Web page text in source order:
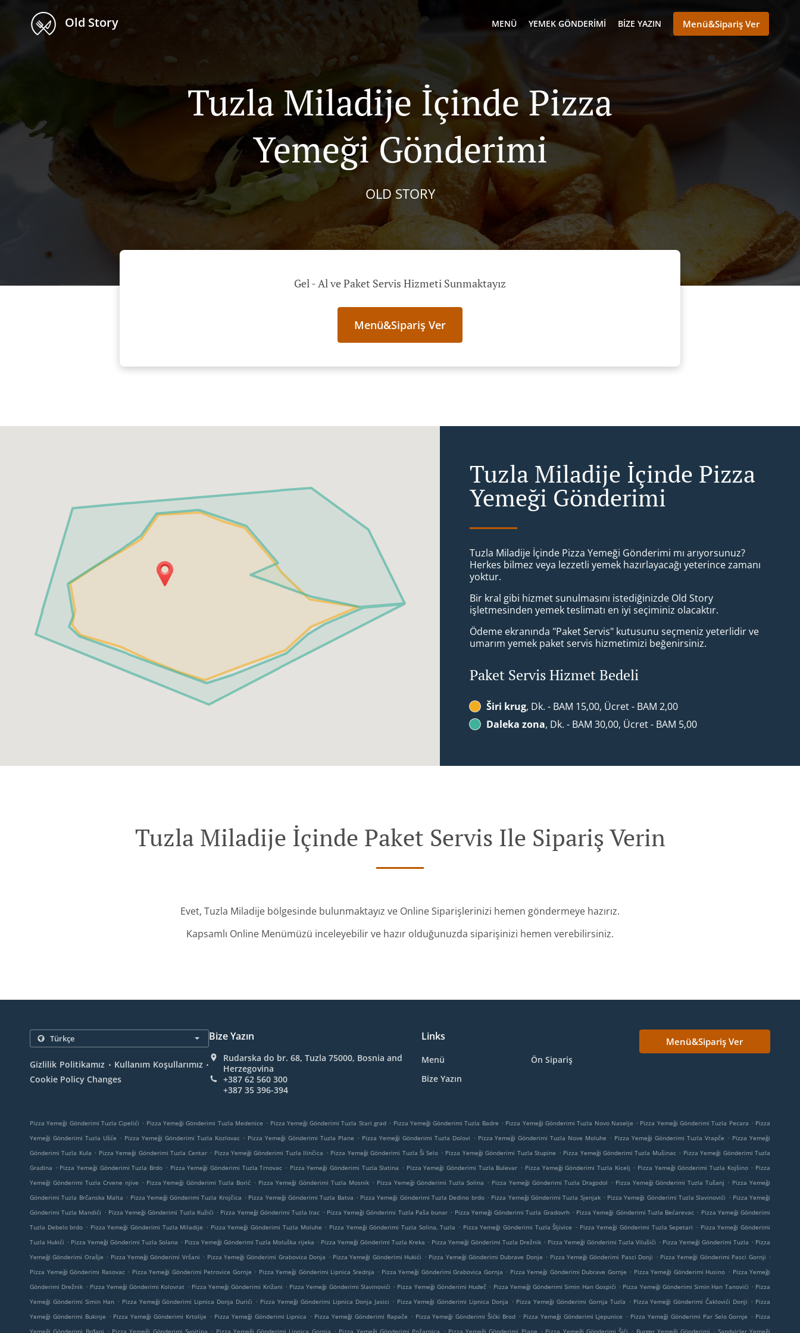
Old Story MENÜ YEMEK GÖNDERIMI BIZE YAZIN Menü&Sipariş Ver
Tuzla Miladije İçinde Pizza
Yemeği Gönderimi
OLD STORY
Gel - Al ve Paket Servis Hizmeti Sunmaktayız
Menü&Sipariş Ver
Tuzla Miladije İçinde Pizza
Yemeği Gönderimi
Tuzla Miladije İçinde Pizza Yemeği Gönderimi mı arıyorsunuz?
Herkes bilmez veya lezzetli yemek hazırlayacağı yeterince zamanı
yoktur.
Bir kral gibi hizmet sunulmasını istediğinizde Old Story
işletmesinden yemek teslimatı en iyi seçiminiz olacaktır.
Ödeme ekranında "Paket Servis" kutusunu seçmeniz yeterlidir ve
umarım yemek paket servis hizmetimizi beğenirsiniz.
Paket Servis Hizmet Bedeli
Širi krug, Dk. - BAM 15,00, Ücret - BAM 2,00
Daleka zona, Dk. - BAM 30,00, Ücret - BAM 5,00
Tuzla Miladije İçinde Paket Servis Ile Sipariş Verin
Evet, Tuzla Miladije bölgesinde bulunmaktayız ve Online Siparişlerinizi hemen göndermeye hazırız.
Kapsamlı Online Menümüzü inceleyebilir ve hazır olduğunuzda siparişinizi hemen verebilirsiniz.
Gizlilik Politikamız . Kullanım Koşullarımız .
Cookie Policy Changes
Bize Yazın
Rudarska do br. 68, Tuzla 75000, Bosnia and
Herzegovina
+387 62 560 300
+387 35 396-394
Links
Menü
Ön Sipariş
Bize Yazın
Menü&Sipariş Ver
Pizza Yemeği Gönderimi Tuzla Cipelići . Pizza Yemeği Gönderimi Tuzla Medenice . Pizza Yemeği Gönderimi Tuzla Stari grad . Pizza Yemeği Gönderimi Tuzla Badre . Pizza Yemeği Gönderimi Tuzla Novo Naselje . Pizza Yemeği Gönderimi Tuzla Pecara . Pizza
Yemeği Gönderimi Tuzla Ušće . Pizza Yemeği Gönderimi Tuzla Kozlovac . Pizza Yemeği Gönderimi Tuzla Plane . Pizza Yemeği Gönderimi Tuzla Dolovi . Pizza Yemeği Gönderimi Tuzla Nove Moluhe . Pizza Yemeği Gönderimi Tuzla Vrapče . Pizza Yemeği
Gönderimi Tuzla Kula . Pizza Yemeği Gönderimi Tuzla Centar . Pizza Yemeği Gönderimi Tuzla Ilinčica . Pizza Yemeği Gönderimi Tuzla Ši Selo . Pizza Yemeği Gönderimi Tuzla Stupine . Pizza Yemeği Gönderimi Tuzla Mušinac . Pizza Yemeği Gönderimi Tuzla
Gradina . Pizza Yemeği Gönderimi Tuzla Brdo . Pizza Yemeği Gönderimi Tuzla Trnovac . Pizza Yemeği Gönderimi Tuzla Slatina . Pizza Yemeği Gönderimi Tuzla Bulevar . Pizza Yemeği Gönderimi Tuzla Kicelj . Pizza Yemeği Gönderimi Tuzla Kojšino . Pizza
Yemeği Gönderimi Tuzla Crvene njive . Pizza Yemeği Gönderimi Tuzla Borić . Pizza Yemeği Gönderimi Tuzla Mosnik . Pizza Yemeği Gönderimi Tuzla Solina . Pizza Yemeği Gönderimi Tuzla Dragodol . Pizza Yemeği Gönderimi Tuzla Tušanj . Pizza Yemeği
Gönderimi Tuzla Brčanska Malta . Pizza Yemeği Gönderimi Tuzla Krojčica . Pizza Yemeği Gönderimi Tuzla Batva . Pizza Yemeği Gönderimi Tuzla Dedino brdo . Pizza Yemeği Gönderimi Tuzla Sjenjak . Pizza Yemeği Gönderimi Tuzla Slavinovići . Pizza Yemeği
Gönderimi Tuzla Mandići . Pizza Yemeği Gönderimi Tuzla Kužići . Pizza Yemeği Gönderimi Tuzla Irac . Pizza Yemeği Gönderimi Tuzla Paša bunar . Pizza Yemeği Gönderimi Tuzla Gradovrh . Pizza Yemeği Gönderimi Tuzla Bećarevac . Pizza Yemeği Gönderimi
Tuzla Debelo brdo . Pizza Yemeği Gönderimi Tuzla Miladije . Pizza Yemeği Gönderimi Tuzla Moluhe . Pizza Yemeği Gönderimi Tuzla Solina, Tuzla . Pizza Yemeği Gönderimi Tuzla Šljivice . Pizza Yemeği Gönderimi Tuzla Sepetari . Pizza Yemeği Gönderimi
Tuzla Hukići . Pizza Yemeği Gönderimi Tuzla Solana . Pizza Yemeği Gönderimi Tuzla Moluška rijeka . Pizza Yemeği Gönderimi Tuzla Kreka . Pizza Yemeği Gönderimi Tuzla Drežnik . Pizza Yemeği Gönderimi Tuzla Vilušići . Pizza Yemeği Gönderimi Tuzla . Pizza
Yemeği Gönderimi Orašje . Pizza Yemeği Gönderimi Vršani . Pizza Yemeği Gönderimi Grabovica Donja . Pizza Yemeği Gönderimi Hukići . Pizza Yemeği Gönderimi Dubrave Donje . Pizza Yemeği Gönderimi Pasci Donji . Pizza Yemeği Gönderimi Pasci Gornji .
Pizza Yemeği Gönderimi Rasovac . Pizza Yemeği Gönderimi Petrovice Gornje . Pizza Yemeği Gönderimi Lipnica Srednja . Pizza Yemeği Gönderimi Grabovica Gornja . Pizza Yemeği Gönderimi Dubrave Gornje . Pizza Yemeği Gönderimi Husino . Pizza Yemeği
Gönderimi Drežnik . Pizza Yemeği Gönderimi Kolovrat . Pizza Yemeği Gönderimi Križani . Pizza Yemeği Gönderimi Slavinovići . Pizza Yemeği Gönderimi Hudeč . Pizza Yemeği Gönderimi Simin Han Gospići . Pizza Yemeği Gönderimi Simin Han Tanovići . Pizza
Yemeği Gönderimi Simin Han . Pizza Yemeği Gönderimi Lipnica Donja Durići . Pizza Yemeği Gönderimi Lipnica Donja Jasici . Pizza Yemeği Gönderimi Lipnica Donja . Pizza Yemeği Gönderimi Gornja Tuzla . Pizza Yemeği Gönderimi Čaklovići Donji . Pizza
Yemeği Gönderimi Bukinje . Pizza Yemeği Gönderimi Krtolije . Pizza Yemeği Gönderimi Lipnica . Pizza Yemeği Gönderimi Rapače . Pizza Yemeği Gönderimi Šićki Brod . Pizza Yemeği Gönderimi Ljepunice . Pizza Yemeği Gönderimi Par Selo Gornje . Pizza
Yemeği Gönderimi Brđani . Pizza Yemeği Gönderimi Svojtina . Pizza Yemeği Gönderimi Lipnica Gornja . Pizza Yemeği Gönderimi Požarnica . Pizza Yemeği Gönderimi Plane . Pizza Yemeği Gönderimi Šići . Burger Yemeği Gönderimi . Sandviçler Yemeği